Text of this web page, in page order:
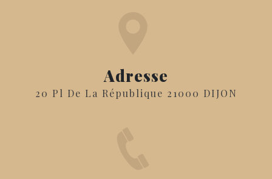
Adresse
20 Pl De La République 21000 DIJON